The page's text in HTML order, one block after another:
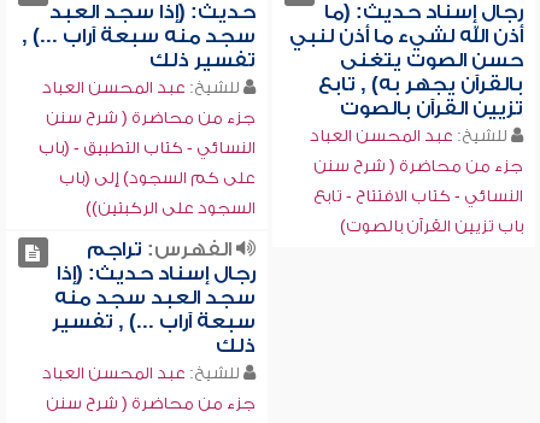
رجال إسناد حديث: (ما
أذن الله لشيء ما أذن لنبي
حسن الصوت يتغنى
بالقرآن يجهر به) , تابع
تزيين القرآن بالصوت
للشيخ: عبد المحسن العباد
جزء من محاضرة ( شرح سنن
النسائي - كتاب الافتتاح - تابع
باب تزيين القرآن بالصوت)
حديث: (إذا سجد العبد
سجد منه سبعة آراب ...) ,
تفسير ذلك
للشيخ: عبد المحسن العباد
جزء من محاضرة ( شرح سنن
النسائي - كتاب التطبيق - (باب
على كم السجود) إلى (باب
السجود على الركبتين))
الفهرس: تراجم
رجال إسناد حديث: (إذا
سجد العبد سجد منه
سبعة آراب ...) , تفسير
ذلك
للشيخ: عبد المحسن العباد
جزء من محاضرة ( شرح سنن